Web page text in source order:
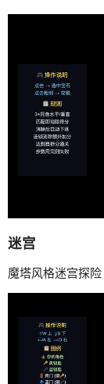
迷宫
魔塔风格迷宫探险